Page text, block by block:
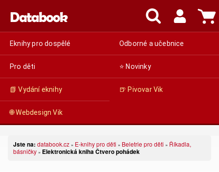
Eknihy pro dospělé Odborné a učebnice
Pro děti ⭐ Novinky
📗 Vydání eknihy 🍺 Pivovar Vik
🌐 Webdesign Vik
Jste na: databook.cz » E-knihy pro děti » Beletrie pro děti » Říkadla,
básničky » Elektronická kniha Čtvero pohádek